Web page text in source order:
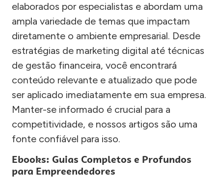
elaborados por especialistas e abordam uma
ampla variedade de temas que impactam
diretamente o ambiente empresarial. Desde
estratégias de marketing digital até técnicas
de gestão financeira, você encontrará
conteúdo relevante e atualizado que pode
ser aplicado imediatamente em sua empresa.
Manter-se informado é crucial para a
competitividade, e nossos artigos são uma
fonte confiável para isso.
Ebooks: Guias Completos e Profundos
para Empreendedores